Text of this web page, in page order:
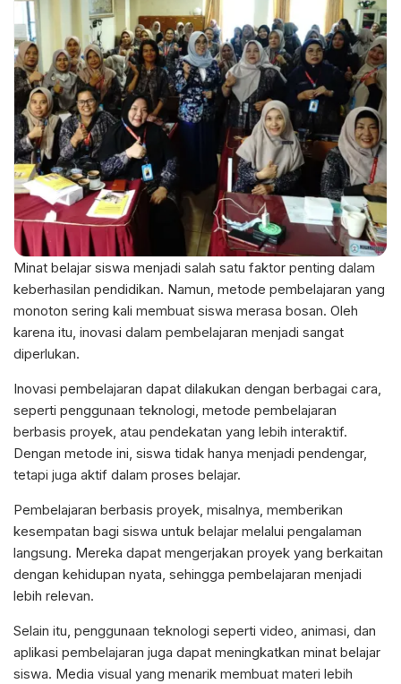
Minat belajar siswa menjadi salah satu faktor penting dalam
keberhasilan pendidikan. Namun, metode pembelajaran yang
monoton sering kali membuat siswa merasa bosan. Oleh
karena itu, inovasi dalam pembelajaran menjadi sangat
diperlukan.
Inovasi pembelajaran dapat dilakukan dengan berbagai cara,
seperti penggunaan teknologi, metode pembelajaran
berbasis proyek, atau pendekatan yang lebih interaktif.
Dengan metode ini, siswa tidak hanya menjadi pendengar,
tetapi juga aktif dalam proses belajar.
Pembelajaran berbasis proyek, misalnya, memberikan
kesempatan bagi siswa untuk belajar melalui pengalaman
langsung. Mereka dapat mengerjakan proyek yang berkaitan
dengan kehidupan nyata, sehingga pembelajaran menjadi
lebih relevan.
Selain itu, penggunaan teknologi seperti video, animasi, dan
aplikasi pembelajaran juga dapat meningkatkan minat belajar
siswa. Media visual yang menarik membuat materi lebih